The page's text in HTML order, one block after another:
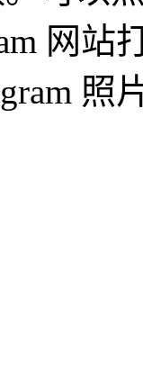
网站
照